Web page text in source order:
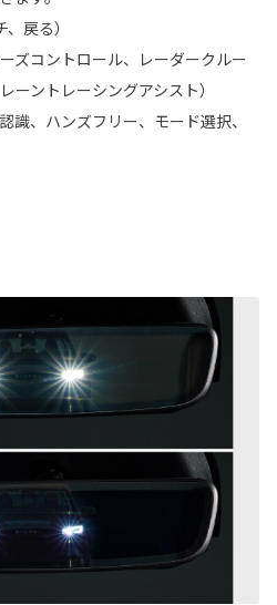
戻る）
ズコントロール、レーダークルー
ーントレーシングアシスト）
、ハンズフリー、モード選択、